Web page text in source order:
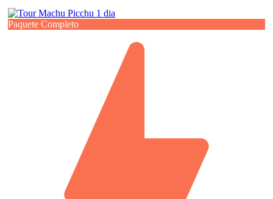
Paquete Completo